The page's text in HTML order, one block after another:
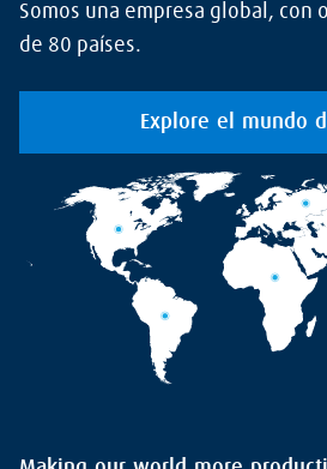
Somos una empresa global, con
de 80 países.
Explore el mundo